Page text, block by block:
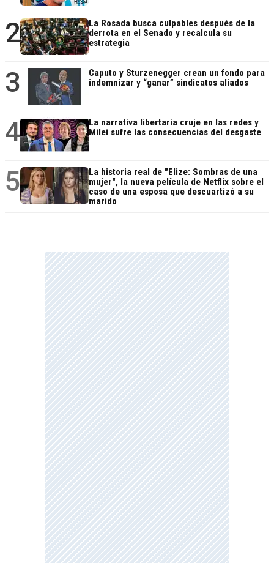
2
La Rosada busca culpables después de la
derrota en el Senado y recalcula su
estrategia
3
Caputo y Sturzenegger crean un fondo para
indemnizar y “ganar” sindicatos aliados
4
La narrativa libertaria cruje en las redes y
Milei sufre las consecuencias del desgaste
5
La historia real de "Elize: Sombras de una
mujer", la nueva película de Netflix sobre el
caso de una esposa que descuartizó a su
marido